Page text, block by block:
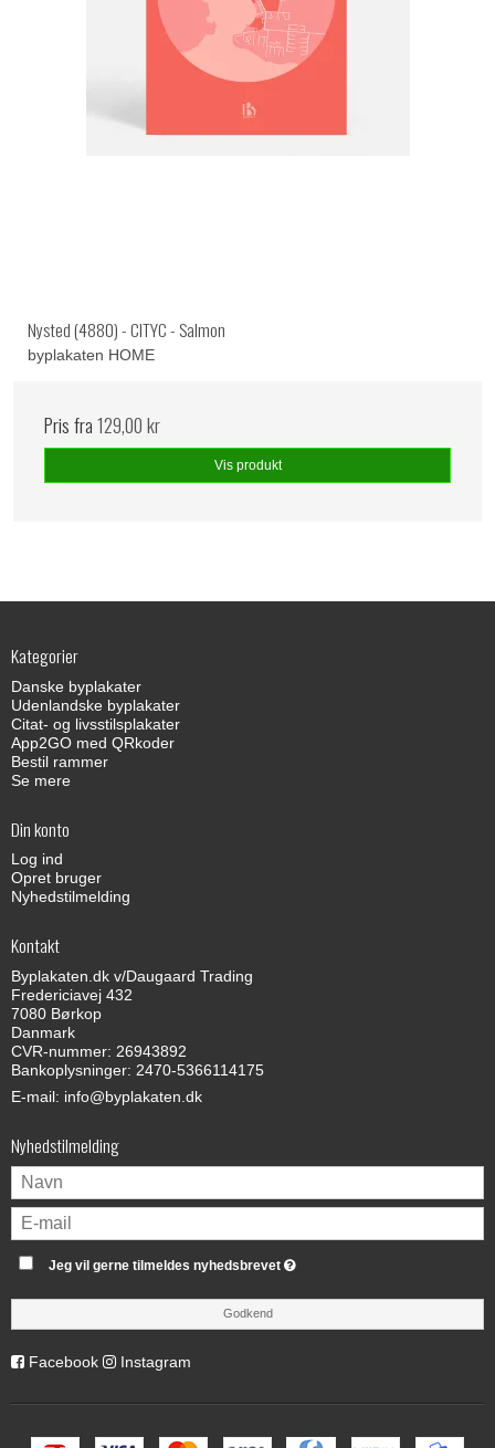
Nysted (4880) - CITYC - Salmon
byplakaten HOME
Pris fra129,00 kr
Vis produkt
Kategorier
Danske byplakater
Udenlandske byplakater
Citat- og livsstilsplakater
App2GO med QRkoder
Bestil rammer
Se mere
Din konto
Log ind
Opret bruger
Nyhedstilmelding
Kontakt
Byplakaten.dk v/Daugaard Trading
Fredericiavej 432
7080 Børkop
Danmark
CVR-nummer: 26943892
Bankoplysninger: 2470-5366114175
E-mail: info@byplakaten.dk
Nyhedstilmelding
Jeg vil gerne tilmeldes nyhedsbrevet
Godkend
Facebook Instagram